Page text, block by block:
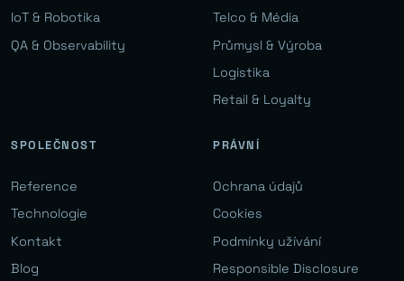
IoT & Robotika
QA & Observability
Telco & Média
Průmysl & Výroba
Logistika
Retail & Loyalty
SPOLEČNOST
Reference
Technologie
Kontakt
Blog
PRÁVNÍ
Ochrana údajů
Cookies
Podmínky užívání
Responsible Disclosure